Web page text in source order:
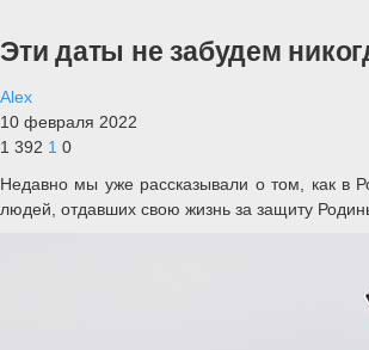
Эти даты не забудем
Alex
10 февраля 2022
1 392 1 0
Недавно мы уже рассказывали о том, как в
людей, отдавших свою жизнь за защиту